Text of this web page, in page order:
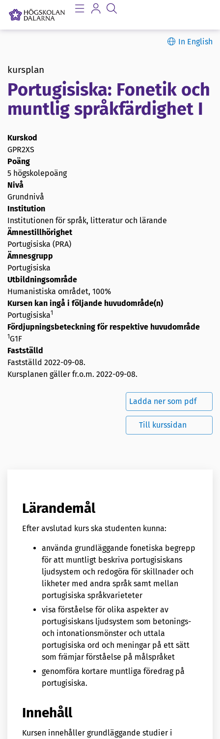
In English
kursplan
Portugisiska: Fonetik och
muntlig språkfärdighet I
Kurskod
GPR2XS
Poäng
5 högskolepoäng
Nivå
Grundnivå
Institution
Institutionen för språk, litteratur och lärande
Ämnestillhörighet
Portugisiska (PRA)
Ämnesgrupp
Portugisiska
Utbildningsområde
Humanistiska området, 100%
Kursen kan ingå i följande huvudområde(n)
Portugisiska1
Fördjupningsbeteckning för respektive huvudområde
1G1F
Fastställd
Fastställd 2022-09-08.
Kursplanen gäller fr.o.m. 2022-09-08.
Ladda ner som pdf
Till kurssidan
Lärandemål
Efter avslutad kurs ska studenten kunna:
använda grundläggande fonetiska begrepp
för att muntligt beskriva portugisiskans
ljudsystem och redogöra för skillnader och
likheter med andra språk samt mellan
portugisiska språkvarieteter
visa förståelse för olika aspekter av
portugisiskans ljudsystem som betonings-
och intonationsmönster och uttala
portugisiska ord och meningar på ett sätt
som främjar förståelse på målspråket
genomföra kortare muntliga föredrag på
portugisiska.
Innehåll
Kursen innehåller grundläggande studier i